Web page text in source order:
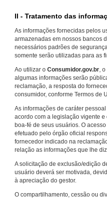
II - Tratamento das
As informações fornecidas pelos
armazenadas em nossos bancos
necessários padrões de
somente serão utilizadas para as
Ao utilizar o Consumidor.gov.br,
algumas informações serão
reclamação, a resposta do
consumidor, conforme Termos de
As informações de caráter
acordo com a legislação vigente
boa-fé de seus usuários. O
efetuado pelo órgão oficial
fornecedor indicado na
relação as informações que lhe
A solicitação de exclusão/edição
usuário deverá ser motivada,
à apreciação do gestor.
O compartilhamento, cessão ou